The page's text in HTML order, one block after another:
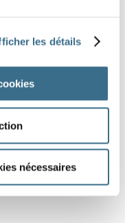
les détails
nécessaires
de la montagne.